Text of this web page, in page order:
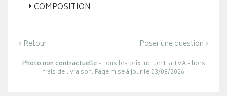
COMPOSITION
‹ Retour Poser une question ›
Photo non contractuelle- Tous les prix incluent la TVA - hors
frais de livraison. Page mise à jour le 03/08/2026